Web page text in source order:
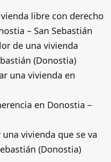
libre con derecho
– San Sebastián
de una vivienda
(Donostia)
una vivienda en
en Donostia –
vivienda que se va
(Donostia)